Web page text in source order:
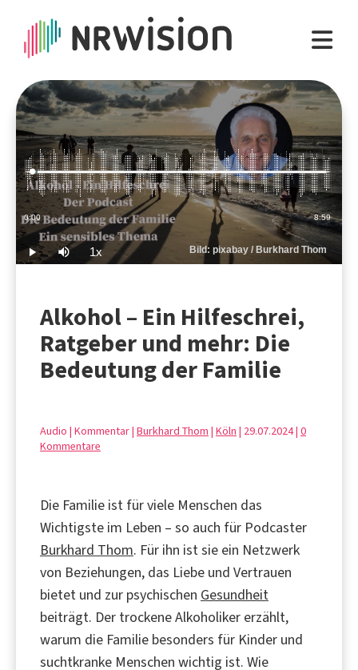
Play Mute 1xPlayback
Rate
Bild: pixabay / Burkhard Thom
Current
Time
0:00 Duration
8:59
Loaded:
1.85%
Alkohol – Ein Hilfeschrei,
Ratgeber und mehr: Die
Bedeutung der Familie
Audio | Kommentar | Burkhard Thom | Köln | 29.07.2024 | 0
Kommentare
Die Familie ist für viele Menschen das
Wichtigste im Leben – so auch für Podcaster
Burkhard Thom. Für ihn ist sie ein Netzwerk
von Beziehungen, das Liebe und Vertrauen
bietet und zur psychischen Gesundheit
beiträgt. Der trockene Alkoholiker erzählt,
warum die Familie besonders für Kinder und
suchtkranke Menschen wichtig ist. Wie